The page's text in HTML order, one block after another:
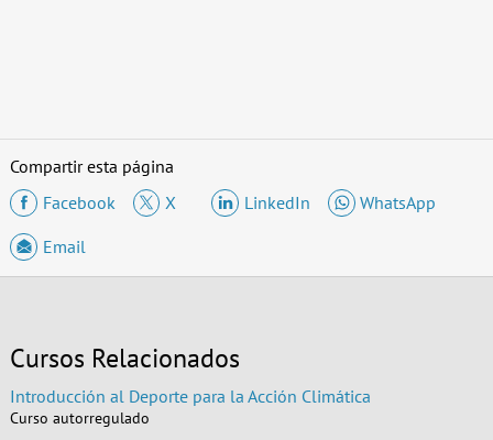
Compartir esta página
Facebook
X LinkedIn
WhatsApp
Email
Cursos Relacionados
Introducción al Deporte para la Acción Climática
Curso autorregulado